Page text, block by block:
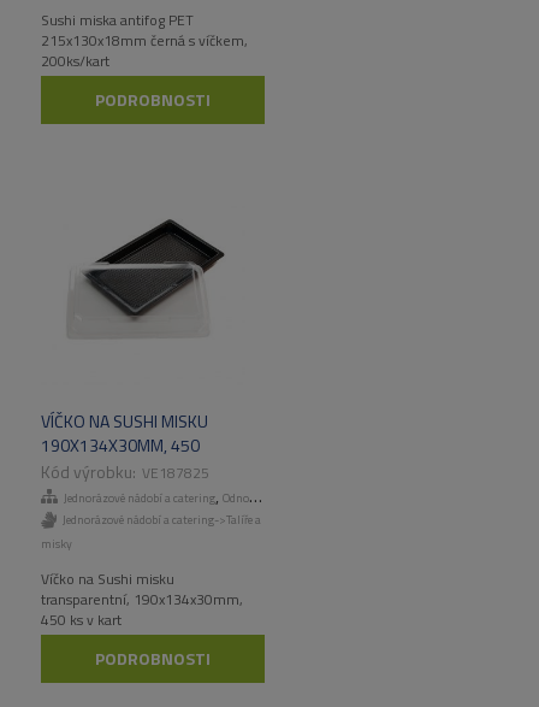
Sushi miska antifog PET
215x130x18mm černá s víčkem,
200ks/kart
PODROBNOSTI
VÍČKO NA SUSHI MISKU
190X134X30MM, 450
KS/KART
VE187825
Jednorázové nádobí a catering, Odnosné obaly a menuboxy
Jednorázové nádobí a catering->Talíře a
misky
Víčko na Sushi misku
transparentní, 190x134x30mm,
450 ks v kart
PODROBNOSTI